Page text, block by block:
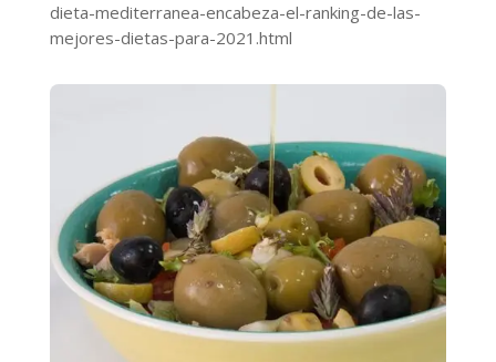
dieta-mediterranea-encabeza-el-ranking-de-las-
mejores-dietas-para-2021.html